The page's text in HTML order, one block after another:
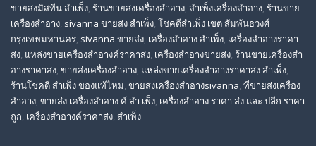
ขายส่งมิสทีน สําเพ็ง, ร้านขายส่งเครื่องสำอาง, สําเพ็งเครื่องสําอาง, ร้านขาย
เครื่องสำอาง, sivanna ขายส่ง สําเพ็ง, โชคดีสำเพ็ง เขต สัมพันธวงศ์
กรุงเทพมหานคร, sivanna ขายส่ง, เครื่องสําอาง สําเพ็ง, เครื่องสําอางราคา
ส่ง, แหล่งขายเครื่องสําอางค์ราคาส่ง, เครื่องสําอางขายส่ง, ร้านขายเครื่องสํา
อางราคาส่ง, ขายส่งเครื่องสําอาง, แหล่งขายเครื่องสําอางราคาส่ง สําเพ็ง,
ร้านโชคดี สําเพ็ง ของแท้ไหม, ขายส่งเครื่องสําอางsivanna, ที่ขายส่งเครื่อง
สําอาง, ขายส่ง เครื่องสำอาง ค์ สำ เพ็ง, เครื่องสำอาง ราคา ส่ง และ ปลีก ราคา
ถูก, เครื่องสำอางค์ราคาส่ง, สำเพ็ง